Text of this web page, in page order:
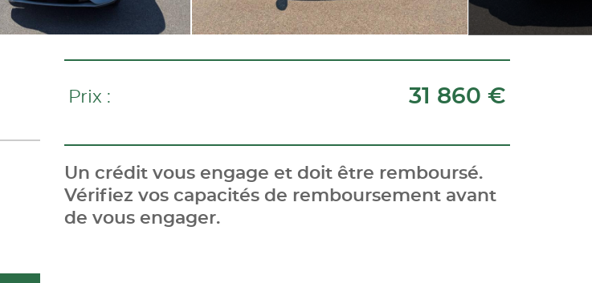
Prix : 31 860 €
Un crédit vous engage et doit être remboursé.
Vérifiez vos capacités de remboursement avant
de vous engager.